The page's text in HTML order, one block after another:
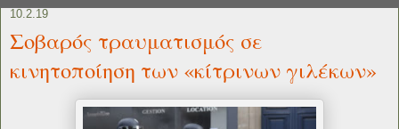
10.2.19
Σοβαρός τραυματισμός σε
κινητοποίηση των «κίτρινων γιλέκων»